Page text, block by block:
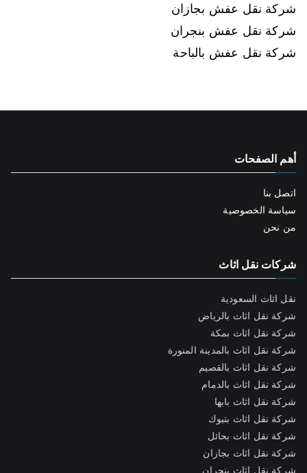
شركة نقل عفش بجازان
شركة نقل عفش بنجران
شركة نقل عفش بالباحة
أهم الصفحات
اتصل بنا
سياسة الخصوصية
من نحن
شركات نقل اثاث
نقل اثاث السعودية
شركة نقل اثاث بالرياض
شركة نقل اثاث بمكة
شركة نقل اثاث بالمدينة المنورة
شركة نقل اثاث بالقصيم
شركة نقل اثاث بالدمام
شركة نقل اثاث بابها
شركة نقل اثاث بتبوك
شركة نقل اثاث بحائل
شركة نقل اثاث بجازان
شركة نقل اثاث بنجران